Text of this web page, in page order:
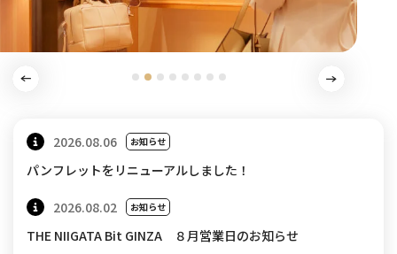
2026.08.06 お知らせ
パンフレットをリニューアルしました！
2026.08.02 お知らせ
THE NIIGATA Bit GINZA ８月営業日のお知らせ